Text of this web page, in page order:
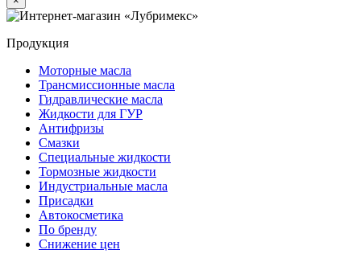
Продукция
Моторные масла
Трансмиссионные масла
Гидравлические масла
Жидкости для ГУР
Антифризы
Смазки
Специальные жидкости
Тормозные жидкости
Индустриальные масла
Присадки
Автокосметика
По бренду
Снижение цен